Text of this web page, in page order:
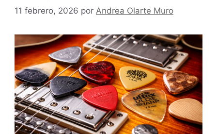
11 febrero, 2026 por Andrea Olarte Muro